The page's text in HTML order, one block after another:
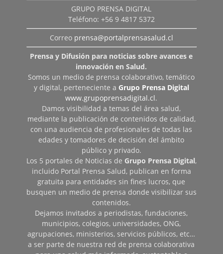
GRUPO PRENSA DIGITAL
Teléfono: +56 9 4817 5372
Correo prensa@portalprensasalud.cl
Prensa y Difusión para noticias sobre avances e
innovación en Salud.
Somos un medio de prensa colaborativo, temático
y digital, perteneciente a Grupo Prensa Digital
www.grupoprensadigital.cl.
Damos visibilidad a temas del área salud,
mediante la publicación de contenidos de calidad,
con una audiencia de profesionales de todas las
edades y tomadores de decisión del ámbito
público y privado.
Los 5 portales de Noticias de Grupo Prensa Digital,
incluido Portal Prensa Salud, publican en forma
gratuita para entidades sin fines lucros, que
busquen un medio de prensa donde visibilizar sus
contenidos.
Dejamos invitados a periodistas, fundaciones,
municipios, colegios, universidades, ONG,
agrupaciones, ministerios, servicios públicos, etc…
a ser parte de nuestra red de prensa colaborativa